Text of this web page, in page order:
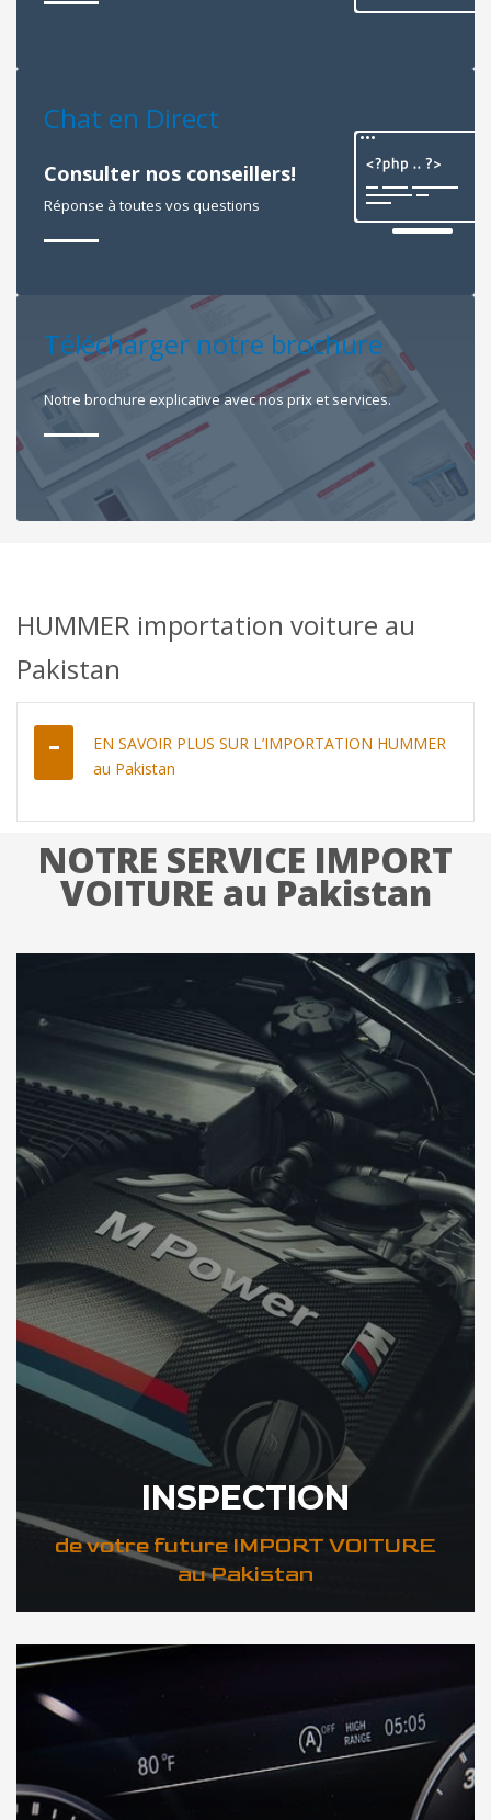
Chat en Direct
Consulter nos conseillers!
Réponse à toutes vos questions
Télécharger notre brochure
Notre brochure explicative avec nos prix et services.
HUMMER importation voiture au
Pakistan
EN SAVOIR PLUS SUR L’IMPORTATION HUMMER
au Pakistan
NOTRE SERVICE IMPORT
VOITURE au Pakistan
INSPECTION
de votre future IMPORT VOITURE
au Pakistan
DÉCOUVREZ VOTRE INSPECTION AUTO au Pakistan